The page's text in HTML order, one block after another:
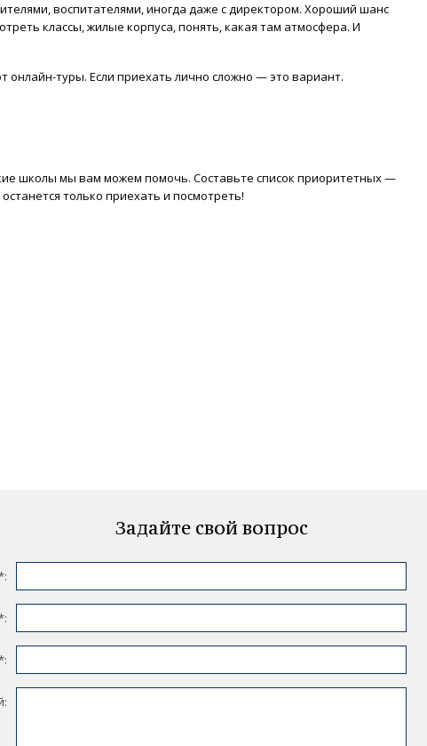
воспитателями, иногда даже с директором. Хороший шанс
классы, жилые корпуса, понять, какая там атмосфера. И
онлайн-туры. Если приехать лично сложно — это вариант.
школы мы вам можем помочь. Составьте список приоритетных —
только приехать и посмотреть!
Задайте свой вопрос